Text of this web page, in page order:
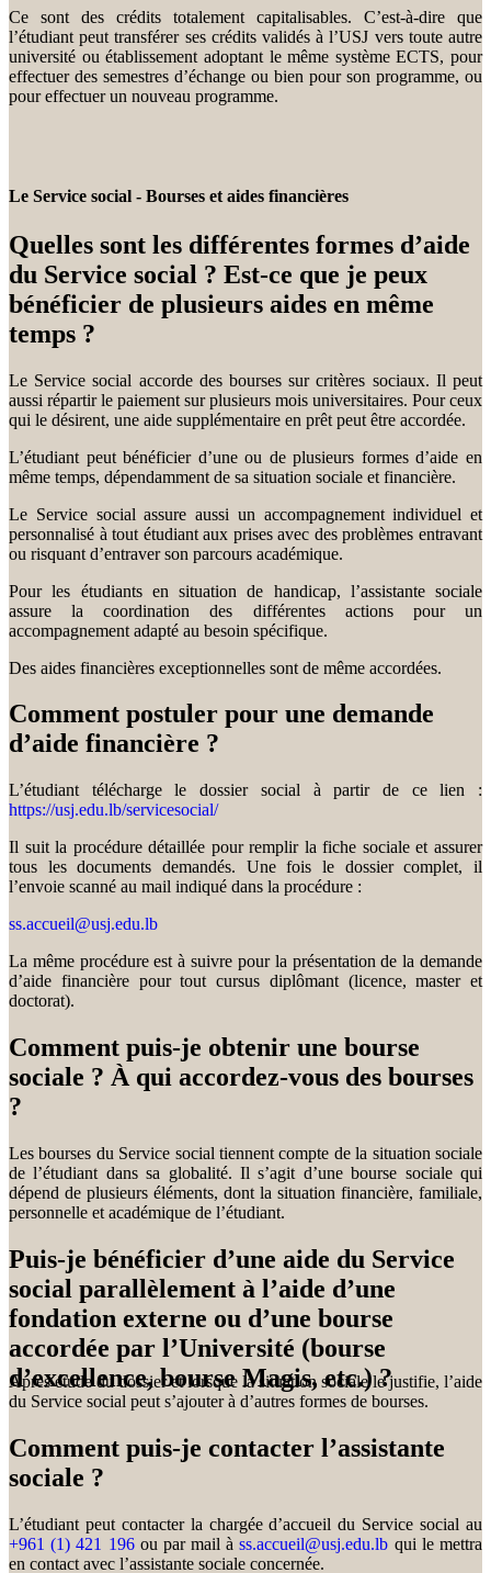
Ce sont des crédits totalement capitalisables. C’est-à-dire que
l’étudiant peut transférer ses crédits validés à l’USJ vers toute autre
université ou établissement adoptant le même système ECTS, pour
effectuer des semestres d’échange ou bien pour son programme, ou
pour effectuer un nouveau programme.
Le Service social - Bourses et aides financières
Quelles sont les différentes formes d’aide
du Service social ? Est-ce que je peux
bénéficier de plusieurs aides en même
temps ?
Le Service social accorde des bourses sur critères sociaux. Il peut
aussi répartir le paiement sur plusieurs mois universitaires. Pour ceux
qui le désirent, une aide supplémentaire en prêt peut être accordée.
L’étudiant peut bénéficier d’une ou de plusieurs formes d’aide en
même temps, dépendamment de sa situation sociale et financière.
Le Service social assure aussi un accompagnement individuel et
personnalisé à tout étudiant aux prises avec des problèmes entravant
ou risquant d’entraver son parcours académique.
Pour les étudiants en situation de handicap, l’assistante sociale
assure la coordination des différentes actions pour un
accompagnement adapté au besoin spécifique.
Des aides financières exceptionnelles sont de même accordées.
Comment postuler pour une demande
d’aide financière ?
L’étudiant télécharge le dossier social à partir de ce lien :
https://usj.edu.lb/servicesocial/
Il suit la procédure détaillée pour remplir la fiche sociale et assurer
tous les documents demandés. Une fois le dossier complet, il
l’envoie scanné au mail indiqué dans la procédure :
ss.accueil@usj.edu.lb
La même procédure est à suivre pour la présentation de la demande
d’aide financière pour tout cursus diplômant (licence, master et
doctorat).
Comment puis-je obtenir une bourse
sociale ? À qui accordez-vous des bourses
?
Les bourses du Service social tiennent compte de la situation sociale
de l’étudiant dans sa globalité. Il s’agit d’une bourse sociale qui
dépend de plusieurs éléments, dont la situation financière, familiale,
personnelle et académique de l’étudiant.
Puis-je bénéficier d’une aide du Service
social parallèlement à l’aide d’une
fondation externe ou d’une bourse
accordée par l’Université (bourse
d’excellence, bourse Magis, etc.) ?
Après étude du dossier et lorsque la situation sociale le justifie, l’aide
du Service social peut s’ajouter à d’autres formes de bourses.
Comment puis-je contacter l’assistante
sociale ?
L’étudiant peut contacter la chargée d’accueil du Service social au
+961 (1) 421 196ou par mail àss.accueil@usj.edu.lb qui le mettra
en contact avec l’assistante sociale concernée.